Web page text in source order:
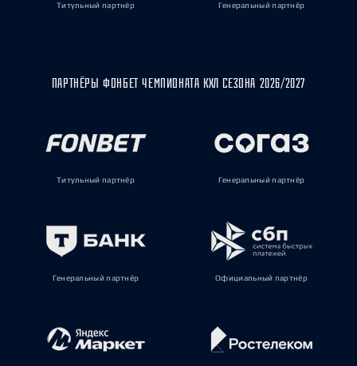
Титульный партнёр Генеральный партнёр
ПАРТНЁРЫ ФОНБЕТ ЧЕМПИОНАТА КХЛ СЕЗОНА 2026/2027
Титульный партнёр Генеральный партнёр
Генеральный партнёр Официальный партнёр